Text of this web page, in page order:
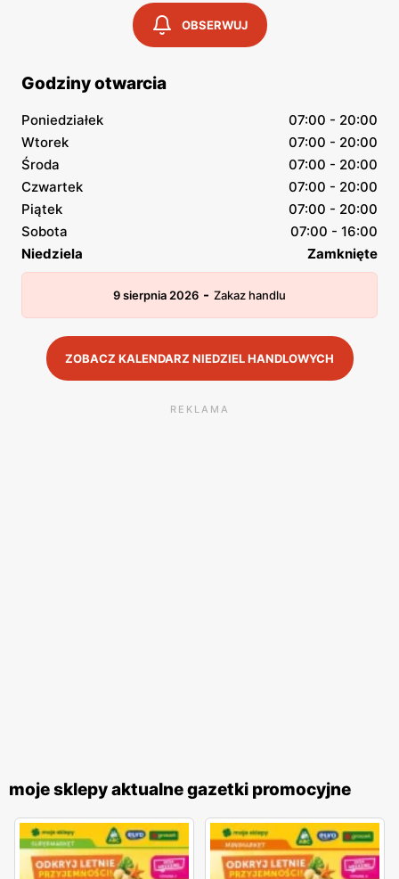
OBSERWUJ
Godziny otwarcia
Poniedziałek
07:00 - 20:00
Wtorek
07:00 - 20:00
Środa
07:00 - 20:00
Czwartek
07:00 - 20:00
Piątek
07:00 - 20:00
Sobota
07:00 - 16:00
Niedziela
Zamknięte
9 sierpnia 2026 - Zakaz handlu
ZOBACZ KALENDARZ NIEDZIEL HANDLOWYCH
REKLAMA
moje sklepy aktualne gazetki promocyjne